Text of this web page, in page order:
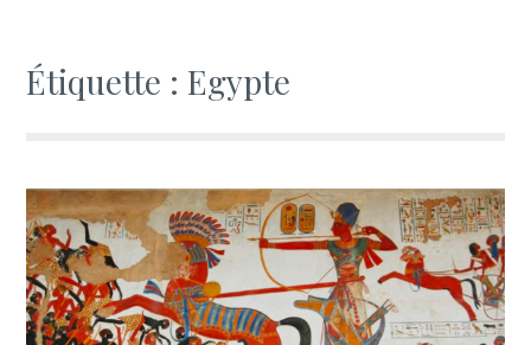
Étiquette :Egypte